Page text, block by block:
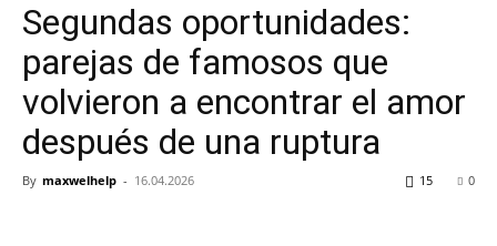
Segundas oportunidades:
parejas de famosos que
volvieron a encontrar el amor
después de una ruptura
By maxwelhelp - 16.04.2026 0
15